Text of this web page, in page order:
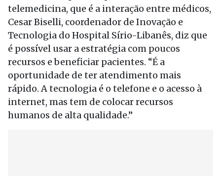
telemedicina, que é a interação entre médicos,
Cesar Biselli, coordenador de Inovação e
Tecnologia do Hospital Sírio-Libanês, diz que
é possível usar a estratégia com poucos
recursos e beneficiar pacientes. “É a
oportunidade de ter atendimento mais
rápido. A tecnologia é o telefone e o acesso à
internet, mas tem de colocar recursos
humanos de alta qualidade.”